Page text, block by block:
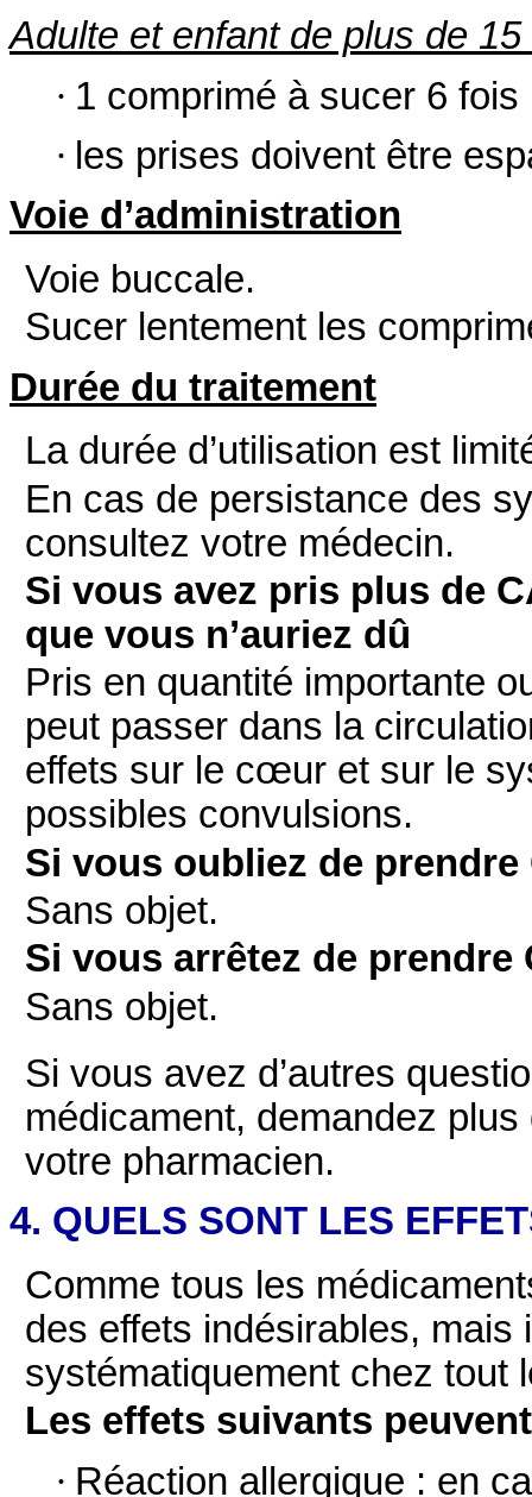
Adulte et enfant de plus de 15
· 1 comprimé à sucer 6
· les prises doivent être
Voie d’administration
Voie buccale.
Sucer lentement les
Durée du traitement
La durée d’utilisation est
En cas de persistance des
consultez votre médecin.
Si vous avez pris plus de
que vous n’auriez dû
Pris en quantité importante
peut passer dans la
effets sur le cœur et sur le
possibles convulsions.
Si vous oubliez de
Sans objet.
Si vous arrêtez de prendre
Sans objet.
Si vous avez d’autres
médicament, demandez
votre pharmacien.
4. QUELS SONT LES
Comme tous les
des effets indésirables, mais
systématiquement chez tout
Les effets suivants
· Réaction allergique : en